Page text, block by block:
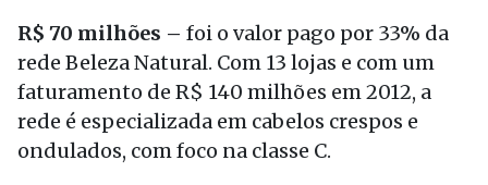
R$ 70 milhões – foi o valor pago por 33% da
rede Beleza Natural. Com 13 lojas e com um
faturamento de R$ 140 milhões em 2012, a
rede é especializada em cabelos crespos e
ondulados, com foco na classe C.